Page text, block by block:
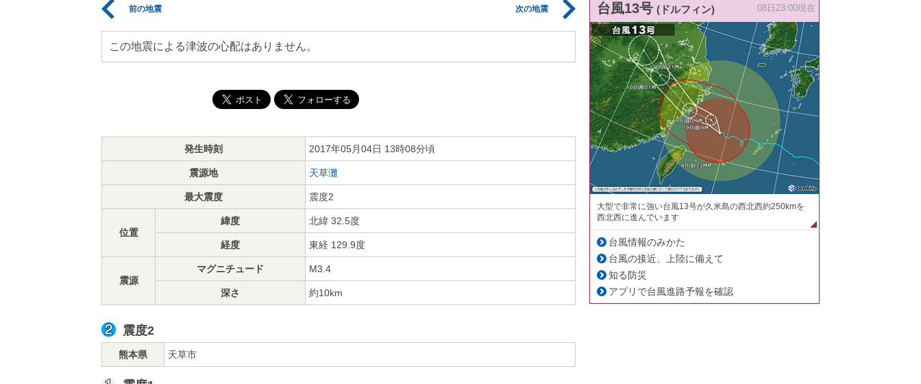
前の地震 次の地震
この地震による津波の心配はありません。
発生時刻 2017年05月04日 13時08分頃
震源地 天草灘
最大震度 震度2
位置
緯度 北緯 32.5度
経度 東経 129.9度
震源
マグニチュード M3.4
深さ 約10km
震度2
熊本県 天草市
台風13号 (ドルフィン) 08日23:00現在
大型で非常に強い台風13号が久米島の西北西約250kmを
西北西に進んでいます
台風情報のみかた
台風の接近、上陸に備えて
知る防災
アプリで台風進路予報を確認